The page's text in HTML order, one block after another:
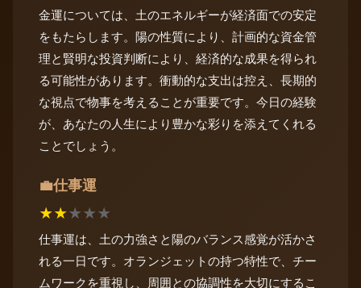
金運については、土のエネルギーが経済面での安定
をもたらします。陽の性質により、計画的な資金管
理と賢明な投資判断により、経済的な成果を得られ
る可能性があります。衝動的な支出は控え、長期的
な視点で物事を考えることが重要です。今日の経験
が、あなたの人生により豊かな彩りを添えてくれる
ことでしょう。
💼仕事運
★★★★★
仕事運は、土の力強さと陽のバランス感覚が活かさ
れる一日です。オランジェットの持つ特性で、チー
ムワークを重視し、周囲との協調性を大切にするこ